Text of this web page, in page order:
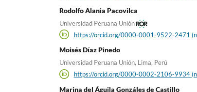
Rodolfo Alania Pacovilca
Universidad Peruana Unión
https://orcid.org/0000-0001-9522-2471
Moisés Díaz Pinedo
Universidad Peruana Unión, Lima, Perú
https://orcid.org/0000-0002-2106-9934
Marina del Águila Gonzáles de Castillo